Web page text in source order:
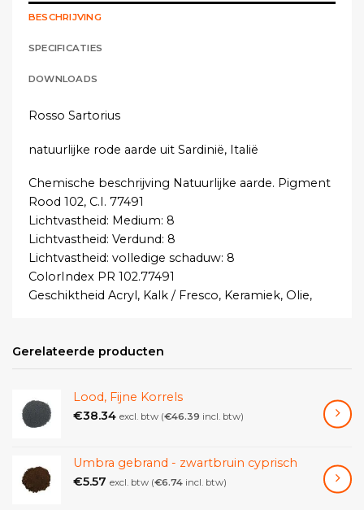
BESCHRIJVING
SPECIFICATIES
DOWNLOADS
Rosso Sartorius
natuurlijke rode aarde uit Sardinië, Italië
Chemische beschrijving Natuurlijke aarde. Pigment
Rood 102, C.I. 77491
Lichtvastheid: Medium: 8
Lichtvastheid: Verdund: 8
Lichtvastheid: volledige schaduw: 8
ColorIndex PR 102.77491
Geschiktheid Acryl, Kalk / Fresco, Keramiek, Olie,
Kleur Bruin, Rood
Vorm poeder
Oplosbaarheid in water onoplosbaar
Gerelateerde producten
Lood, Fijne Korrels
€38.34 excl. btw (€46.39 incl. btw)
Umbra gebrand - zwartbruin cyprisch
€5.57 excl. btw (€6.74 incl. btw)